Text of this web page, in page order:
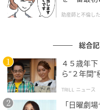
助産師と不倫し
総合
４５歳年
ら“２年間
TRILL ニュース
「日曜劇